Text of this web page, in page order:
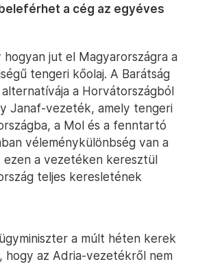
a cég az egyéves
jut el Magyarországra a
tengeri kőolaj. A Barátság
a Horvátországból
Janaf-vezeték, amely tengeri
a Mol és a fenntartó
véleménykülönbség van a
a vezetéken keresztül
teljes keresletének
a múlt héten kerek
hogy az Adria-vezetékről nem